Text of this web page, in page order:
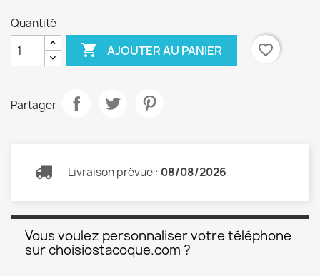
Quantité
 AJOUTER AU PANIER favorite_border
Partager
Livraison prévue : 08/08/2026
Vous voulez personnaliser votre téléphone
sur choisiostacoque.com ?